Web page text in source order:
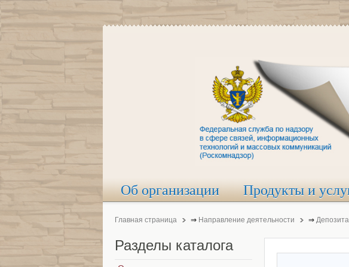
Об организации Продукты и
Главная страница ⇒ Направление деятельности ⇒
Разделы каталога